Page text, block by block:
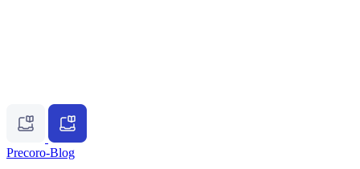
Precoro-Blog